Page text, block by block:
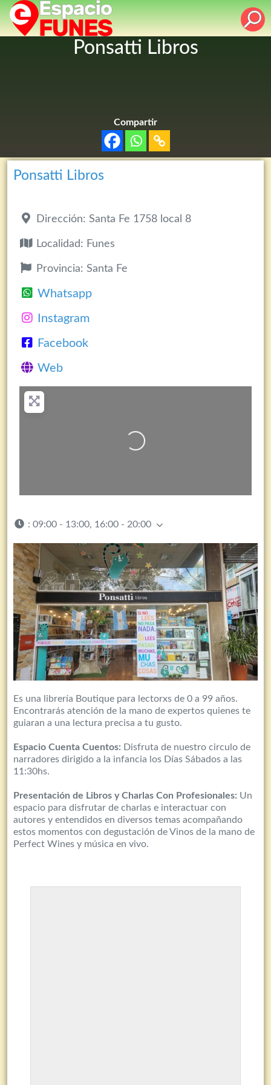
Ponsatti Libros
Compartir
Ponsatti Libros
Dirección: Santa Fe 1758 local 8
Localidad: Funes
Provincia: Santa Fe
Whatsapp
Instagram
Facebook
Web
Cargando…
: 09:00 - 13:00, 16:00 - 20:00
Es una librería Boutique para lectorxs de 0 a 99 años.
Encontrarás atención de la mano de expertos quienes te
guiaran a una lectura precisa a tu gusto.
Espacio Cuenta Cuentos: Disfruta de nuestro circulo de
narradores dirigido a la infancia los Días Sábados a las
11:30hs.
Presentación de Libros y Charlas Con Profesionales: Un
espacio para disfrutar de charlas e interactuar con
autores y entendidos en diversos temas acompañando
estos momentos con degustación de Vinos de la mano de
Perfect Wines y música en vivo.